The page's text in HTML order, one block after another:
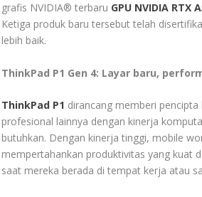
grafis NVIDIA® terbaru GPU NVIDIA RTX
Ketiga produk baru tersebut telah
lebih baik.
ThinkPad P1 Gen 4: Layar baru,
ThinkPad P1 dirancang memberi
profesional lainnya dengan kinerja
butuhkan. Dengan kinerja tinggi, mobile
mempertahankan produktivitas yang kuat
saat mereka berada di tempat kerja atau